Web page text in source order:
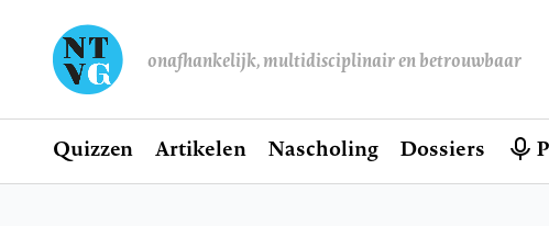
onafhankelijk, multidisciplinair en betrouwbaar
Hoofdnavigatie
Home
Quizzen Artikelen Nascholing Dossiers